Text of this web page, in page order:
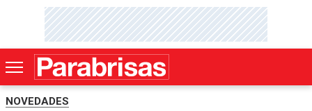
NOVEDADES